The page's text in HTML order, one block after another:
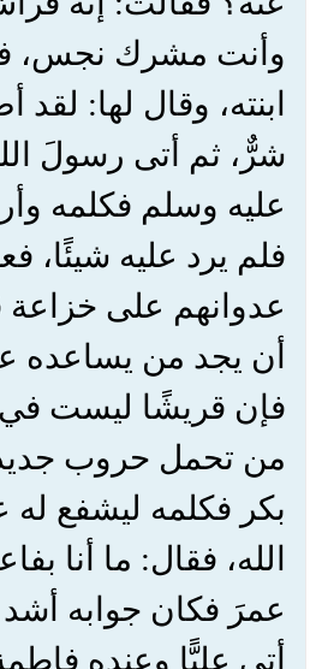
وأنت مشرك نجس،
ابنته، وقال لها:
شرٌّ، ثم أتى رسولَ
عليه وسلم فكلمه
فلم يرد عليه شيئًا،
عدوانهم على خزاعة
أن يجد من يساعده
فإن قريشًا ليست في
من تحمل حروب
بكر فكلمه ليشفع
الله، فقال: ما أنا
عمرَ فكان جوابه أشد
أتى عليًّا وعنده